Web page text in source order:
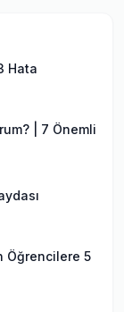
Hata
| 7 Önemli
Öğrencilere 5